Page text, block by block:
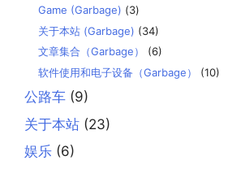
Game (Garbage) (3)
关于本站 (Garbage) (34)
文章集合（Garbage）
(6)
软件使用和电子设备（Garbage）
(10)
公路车 (9)
关于本站 (23)
娱乐 (6)